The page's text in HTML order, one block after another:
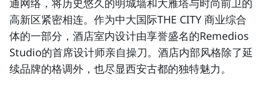
通网络，将历史悠久的明城墙和大雁塔与时尚前卫的
高新区紧密相连。作为中大国际THE CITY 商业综合
体的一部分，酒店室内设计由享誉盛名的Remedios
Studio的首席设计师亲自操刀。酒店内部风格除了延
续品牌的格调外，也尽显西安古都的独特魅力。